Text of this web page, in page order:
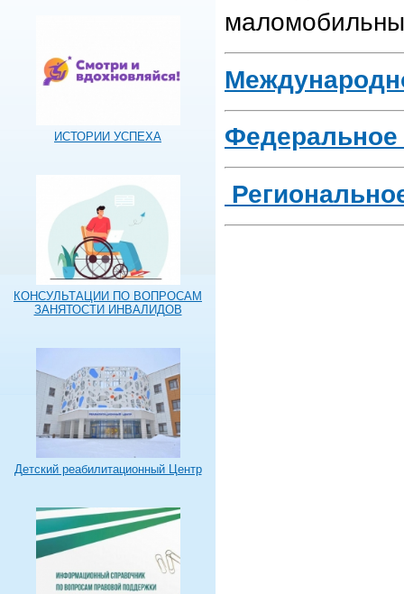
ИСТОРИИ УСПЕХА
КОНСУЛЬТАЦИИ ПО ВОПРОСАМ
ЗАНЯТОСТИ ИНВАЛИДОВ
Детский реабилитационный Центр
Федеральное